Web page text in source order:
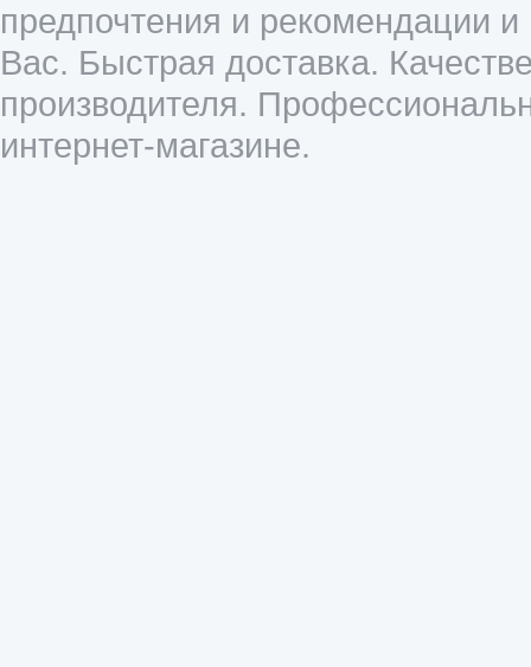
предпочтения и рекомендации
Вас. Быстрая доставка.
производителя.
интернет-магазине.